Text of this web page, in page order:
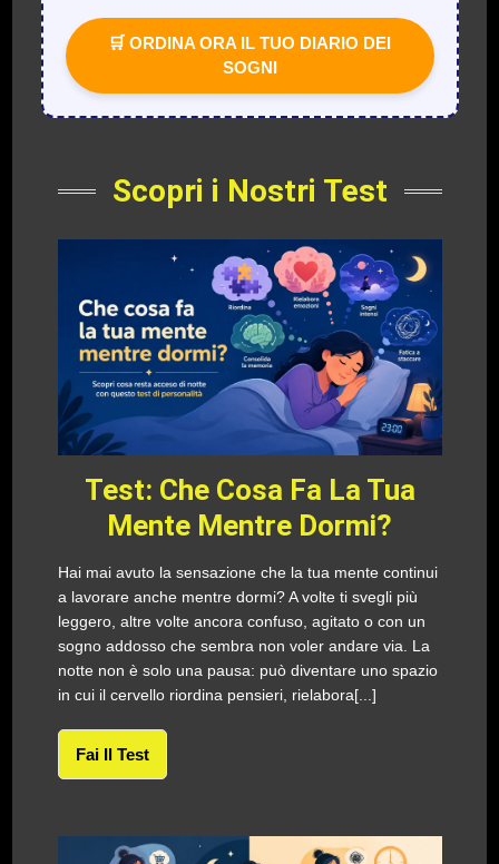
🛒 ORDINA ORA IL TUO DIARIO DEI
SOGNI
Scopri i Nostri Test
Test: Che Cosa Fa La Tua
Mente Mentre Dormi?
Hai mai avuto la sensazione che la tua mente continui
a lavorare anche mentre dormi? A volte ti svegli più
leggero, altre volte ancora confuso, agitato o con un
sogno addosso che sembra non voler andare via. La
notte non è solo una pausa: può diventare uno spazio
in cui il cervello riordina pensieri, rielabora[...]
Fai Il Test